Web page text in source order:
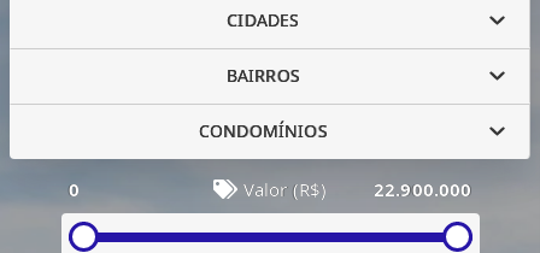
CIDADES
BAIRROS
CONDOMÍNIOS
0 Valor (R$) 22.900.000